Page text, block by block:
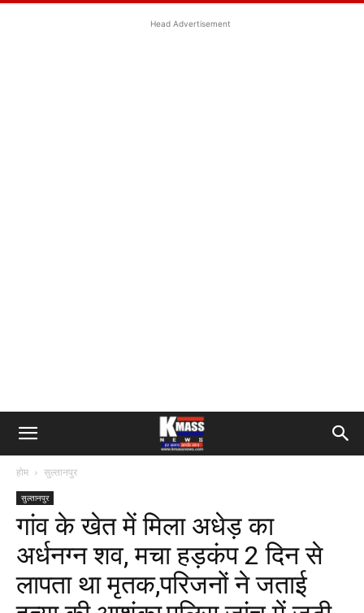
Head Advertisement
होम सुल्तानपुर
सुल्तानपुर
गांव के खेत में मिला अधेड़ का
अर्धनग्न शव, मचा हड़कंप 2 दिन से
लापता था मृतक,परिजनों ने जताई